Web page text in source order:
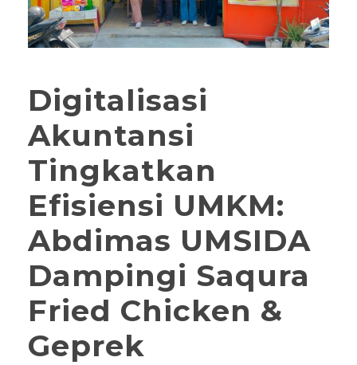
Digitalisasi
Akuntansi
Tingkatkan
Efisiensi UMKM:
Abdimas UMSIDA
Dampingi Saqura
Fried Chicken &
Geprek